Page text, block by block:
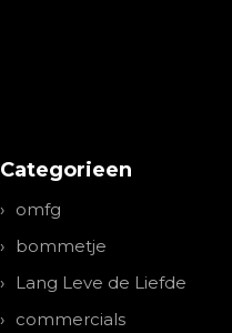
Categorieen
omfg
bommetje
Lang Leve de Liefde
commercials